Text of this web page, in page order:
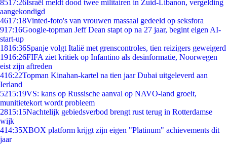
8517:26Israël meldt dood twee militairen in Zuid-Libanon, vergelding
aangekondigd
4617:18Vinted-foto's van vrouwen massaal gedeeld op seksfora
917:16Google-topman Jeff Dean stapt op na 27 jaar, begint eigen AI-
start-up
1816:36Spanje volgt Italië met grenscontroles, tien reizigers geweigerd
1916:26FIFA ziet kritiek op Infantino als desinformatie, Noorwegen
eist zijn aftreden
416:22Topman Kinahan-kartel na tien jaar Dubai uitgeleverd aan
Ierland
5215:19VS: kans op Russische aanval op NAVO-land groeit,
munitietekort wordt probleem
2815:15Nachtelijk gebiedsverbod brengt rust terug in Rotterdamse
wijk
414:35XBOX platform krijgt zijn eigen "Platinum" achievements dit
jaar